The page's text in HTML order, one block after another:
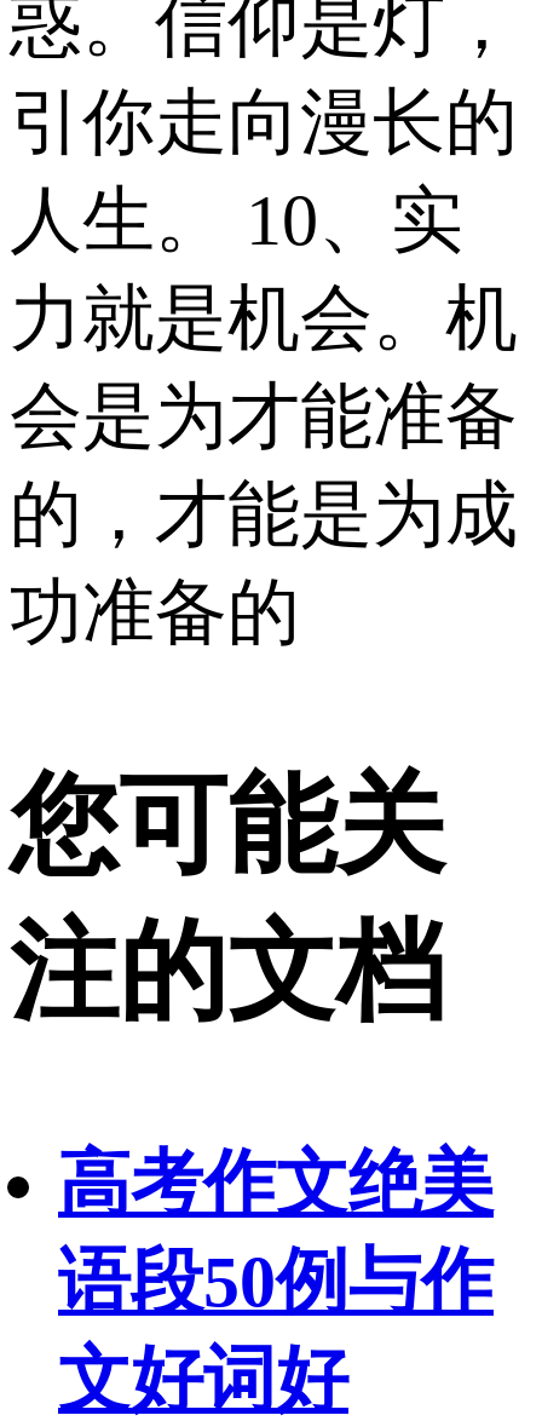
惑。信仰是灯，
引你走向漫长的
人生。 10、实
力就是机会。机
会是为才能准备
的，才能是为成
功准备的
您可能关
注的文档
高考作文绝美
语段50例与作
文好词好